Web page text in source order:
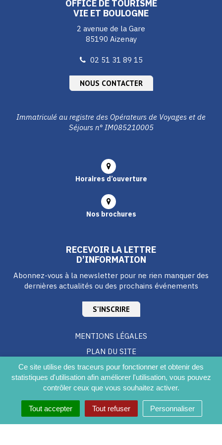
Ce site utilise des traceurs pour fonctionner et obtenir des
statistiques d'utilisation afin améliorer l'utilisation, vous pouvez
contrôler ceux que vous souhaitez activer.
Tout accepter Tout refuser Personnaliser
OFFICE DE TOURISME
VIE ET BOULOGNE
2 avenue de la Gare
85190 Aizenay
02 51 31 89 15
NOUS CONTACTER
Immatriculé au registre des Opérateurs de Voyages et de
Séjours n° IM085210005
Horaires d’ouverture
Nos brochures
RECEVOIR LA LETTRE
D’INFORMATION
Abonnez-vous à la newsletter pour ne rien manquer des
dernières actualités ou des prochains événements
S'INSCRIRE
MENTIONS LÉGALES
PLAN DU SITE
CRÉDITS
ACCESSIBILITÉ DU SITE